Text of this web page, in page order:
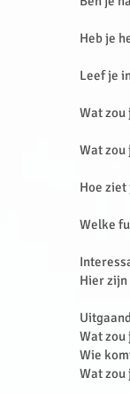
Heb je
Leef je
Wat zou
Wat
Hoe
Welke
Hier zijn
Wat zou
Wie
Wat zou